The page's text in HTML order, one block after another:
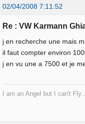
02/04/2008 7:11:52
Re : VW Karmann
j en recherche une mais
il faut compter environ
j en vu une a 7500 et je
I am an Angel but I can't